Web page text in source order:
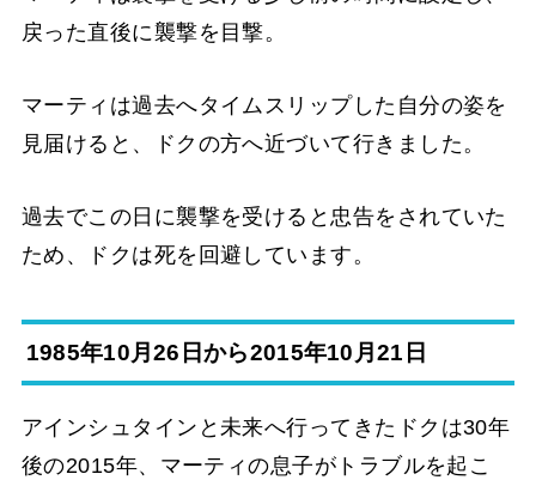
戻った直後に襲撃を目撃。
マーティは過去へタイムスリップした自分の姿を
見届けると、ドクの方へ近づいて行きました。
過去でこの日に襲撃を受けると忠告をされていた
ため、ドクは死を回避しています。
1985年10月26日から2015年10月21日
アインシュタインと未来へ行ってきたドクは30年
後の2015年、マーティの息子がトラブルを起こ